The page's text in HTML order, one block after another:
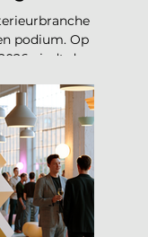
podium. Op
vindt de
Vianen. Een
branche
kijken naar
De
vijftig tickets
daarna gaat
Interieur
op 10